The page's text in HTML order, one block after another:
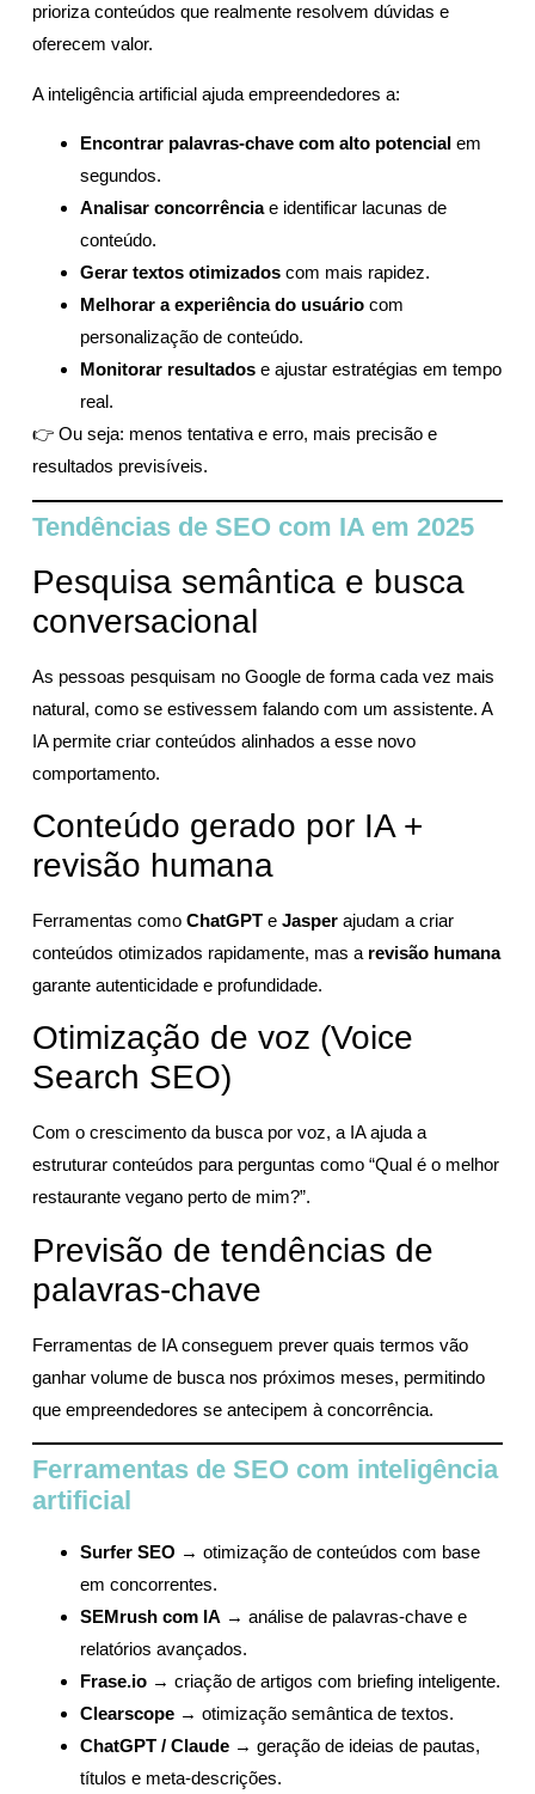
prioriza conteúdos que realmente resolvem dúvidas e
oferecem valor.
A inteligência artificial ajuda empreendedores a:
Encontrar palavras-chave com alto potencial em
segundos.
Analisar concorrênciae identificar lacunas de
conteúdo.
Gerar textos otimizados com mais rapidez.
Melhorar a experiência do usuário com
personalização de conteúdo.
Monitorar resultados e ajustar estratégias em tempo
real.
👉 Ou seja: menos tentativa e erro, mais precisão e
resultados previsíveis.
Tendências de SEO com IA em 2025
Pesquisa semântica e busca
conversacional
As pessoas pesquisam no Google de forma cada vez mais
natural, como se estivessem falando com um assistente. A
IA permite criar conteúdos alinhados a esse novo
comportamento.
Conteúdo gerado por IA +
revisão humana
Ferramentas como ChatGPT e Jasper ajudam a criar
conteúdos otimizados rapidamente, mas a revisão humana
garante autenticidade e profundidade.
Otimização de voz (Voice
Search SEO)
Com o crescimento da busca por voz, a IA ajuda a
estruturar conteúdos para perguntas como “Qual é o melhor
restaurante vegano perto de mim?”.
Previsão de tendências de
palavras-chave
Ferramentas de IA conseguem prever quais termos vão
ganhar volume de busca nos próximos meses, permitindo
que empreendedores se antecipem à concorrência.
Ferramentas de SEO com inteligência
artificial
Surfer SEO → otimização de conteúdos com base
em concorrentes.
SEMrush com IA → análise de palavras-chave e
relatórios avançados.
Frase.io → criação de artigos com briefing inteligente.
Clearscope → otimização semântica de textos.
ChatGPT / Claude → geração de ideias de pautas,
títulos e meta-descrições.